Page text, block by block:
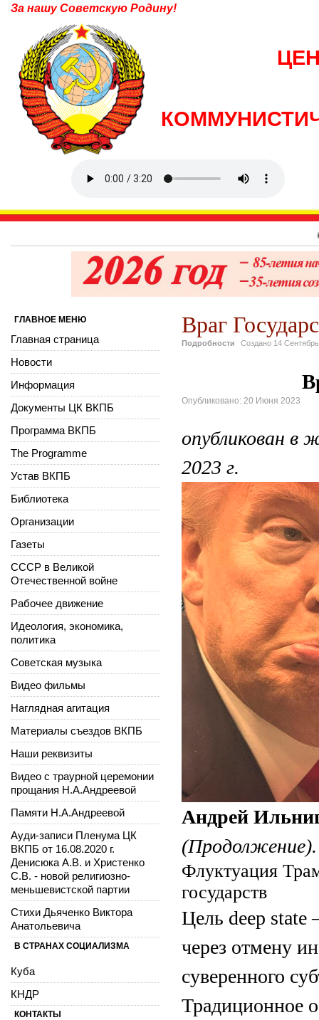
За нашу Советскую Родину!
6 августа
Враг
Подробности Создано 14
Опубликовано: 20 Июня 2023
опубликован в
2023 г.
Андрей
Флуктуация
государств
Цель dеep state
через отмену
суверенного
Традиционное
ГЛАВНОЕ МЕНЮ
Главная страница
Новости
Информация
Документы ЦК ВКПБ
Программа ВКПБ
The Programme
Устав ВКПБ
Библиотека
Организации
Газеты
СССР в Великой
Отечественной войне
Рабочее движение
Идеология, экономика,
политика
Советская музыка
Видео фильмы
Наглядная агитация
Материалы съездов ВКПБ
Наши реквизиты
Видео с траурной церемонии
прощания Н.А.Андреевой
Памяти Н.А.Андреевой
Ауди-записи Пленума ЦК
ВКПБ от 16.08.2020 г.
Денисюка А.В. и Христенко
С.В. - новой религиозно-
меньшевистской партии
Стихи Дьяченко Виктора
Анатольевича
В СТРАНАХ СОЦИАЛИЗМА
Куба
КНДР
КОНТАКТЫ